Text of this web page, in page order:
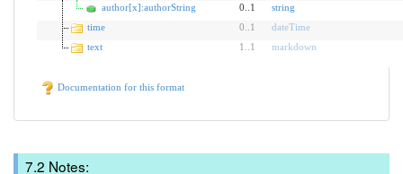
author[x]:authorString
0..1
string
time
0 1
dateTime
text
1 1 markdown
Documentation for this format
Notes: